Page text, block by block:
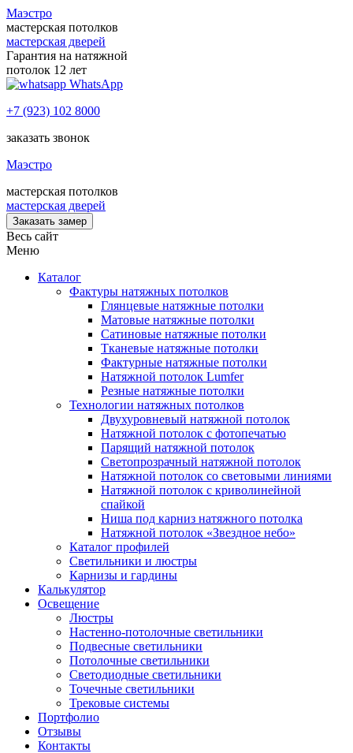
Маэстро
мастерская потолков
мастерская дверей
Гарантия на натяжной
потолок 12 лет
WhatsApp
+7 (923) 102 8000
заказать звонок
Маэстро
мастерская потолков
мастерская дверей
Заказать замер
Весь сайт
Меню
Каталог
Фактуры натяжных потолков
Глянцевые натяжные потолки
Матовые натяжные потолки
Сатиновые натяжные потолки
Тканевые натяжные потолки
Фактурные натяжные потолки
Натяжной потолок Lumfer
Резные натяжные потолки
Технологии натяжных потолков
Двухуровневый натяжной потолок
Натяжной потолок с фотопечатью
Парящий натяжной потолок
Светопрозрачный натяжной потолок
Натяжной потолок со световыми линиями
Натяжной потолок с криволинейной
спайкой
Ниша под карниз натяжного потолка
Натяжной потолок «Звездное небо»
Каталог профилей
Светильники и люстры
Карнизы и гардины
Калькулятор
Освещение
Люстры
Настенно-потолочные светильники
Подвесные светильники
Потолочные светильники
Светодиодные светильники
Точечные светильники
Трековые системы
Портфолио
Отзывы
Контакты